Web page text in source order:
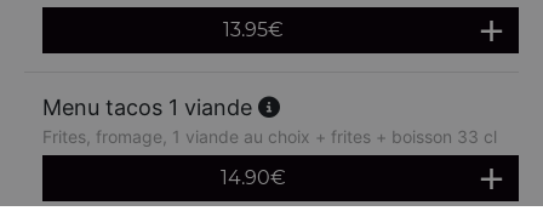
13.95€
Menu tacos 1 viande
Frites, fromage, 1 viande au choix + frites + boisson 33 cl
14.90€